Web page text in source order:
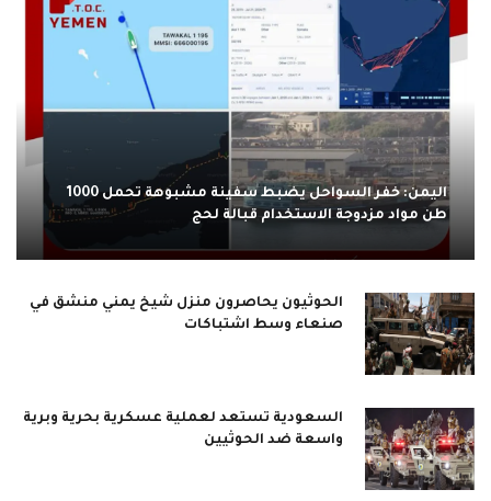
اليمن: خفر السواحل يضبط سفينة مشبوهة تحمل 1000
طن مواد مزدوجة الاستخدام قبالة لحج
الحوثيون يحاصرون منزل شيخ يمني منشق في
صنعاء وسط اشتباكات
السعودية تستعد لعملية عسكرية بحرية وبرية
واسعة ضد الحوثيين